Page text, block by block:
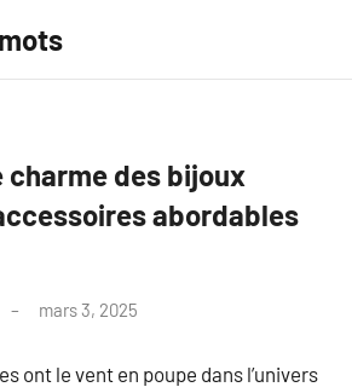
charme des bijoux
abordables
mars 3, 2025
ont le vent en poupe dans l’univers